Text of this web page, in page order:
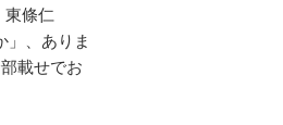
條仁
」、ありま
載せでお